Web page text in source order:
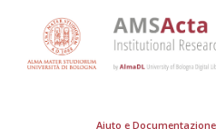
Aiuto e Documentazione